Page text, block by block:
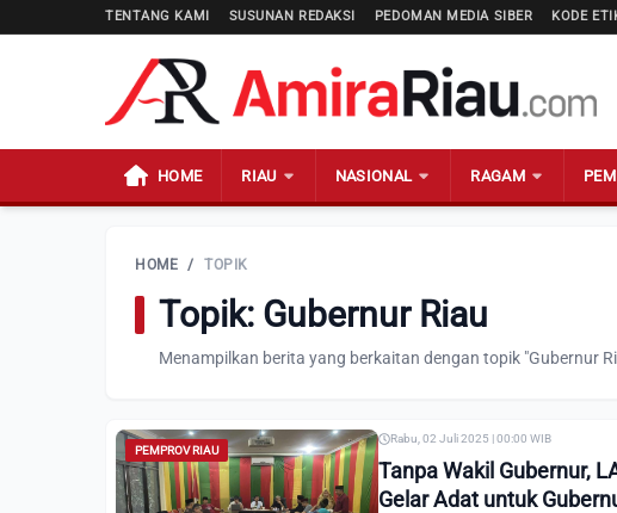
TENTANG KAMI SUSUNAN REDAKSI PEDOMAN MEDIA SIBER KODE
HOME RIAU NASIONAL RAGAM
HOME / TOPIK
Topik: Gubernur Riau
Menampilkan berita yang berkaitan dengan topik "Gubernur
PEMPROV RIAU
Rabu, 02 Juli 2025 | 00:00 WIB
Tanpa Wakil Gubernur,
Gelar Adat untuk